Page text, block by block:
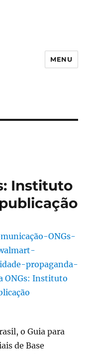
MENU
Instituto
o Guia para
de Base